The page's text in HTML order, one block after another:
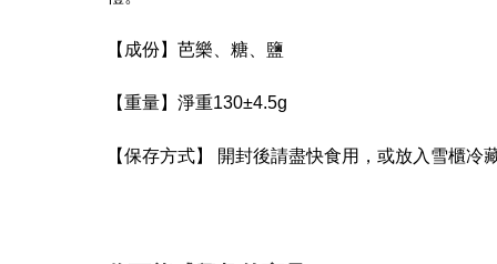
【成份】芭樂、糖、鹽
【重量】淨重130±4.5g
【保存方式】 開封後請盡快食用，或放入雪櫃冷